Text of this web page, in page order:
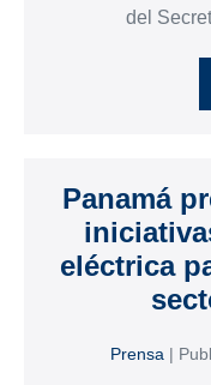
del
Panamá
eléctrica
Prensa |